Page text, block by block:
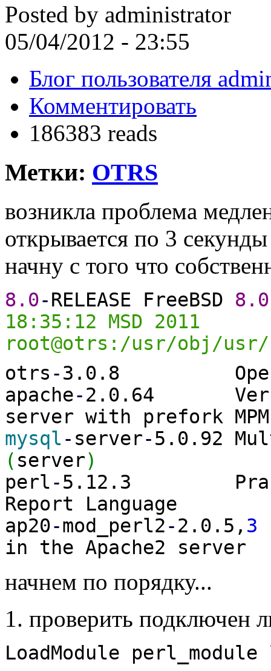
Posted by administrator
05/04/2012 - 23:55
Блог пользователя
Комментировать
186383 reads
Метки: OTRS
возникла проблема
открывается по 3
начну с того что
8.0-RELEASE FreeBSD 8.0
18:35:12 MSD 2011
root@otrs:/usr/obj/
otrs -3.0.8 Open
apache-2.0.64
server with prefork
mysql- server-5.0.92
( server)
perl-5.12.3
Report Language
ap20-mod_perl2-2.0.5, 3
in the Apache2 server
начнем по порядку...
1. проверить подключен
LoadModule